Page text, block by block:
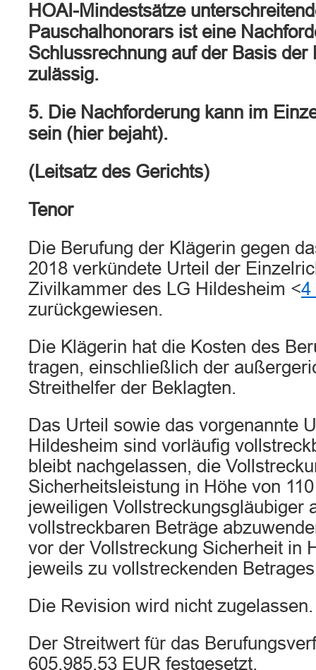
HOAI-Mindestsätze
Pauschalhonorars ist eine
Schlussrechnung auf der Basis der
zulässig.
5. Die Nachforderung kann im
sein (hier bejaht).
(Leitsatz des Gerichts)
Tenor
Die Berufung der Klägerin gegen
2018 verkündete Urteil der
Zivilkammer des LG Hildesheim <4
zurückgewiesen.
Die Klägerin hat die Kosten des
tragen, einschließlich der
Streithelfer der Beklagten.
Das Urteil sowie das vorgenannte
Hildesheim sind vorläufig
bleibt nachgelassen, die
Sicherheitsleistung in Höhe von
jeweiligen Vollstreckungsgläubiger
vollstreckbaren Beträge
vor der Vollstreckung Sicherheit in
jeweils zu vollstreckenden
Die Revision wird nicht zugelassen.
Der Streitwert für das
605.985,53 EUR festgesetzt.